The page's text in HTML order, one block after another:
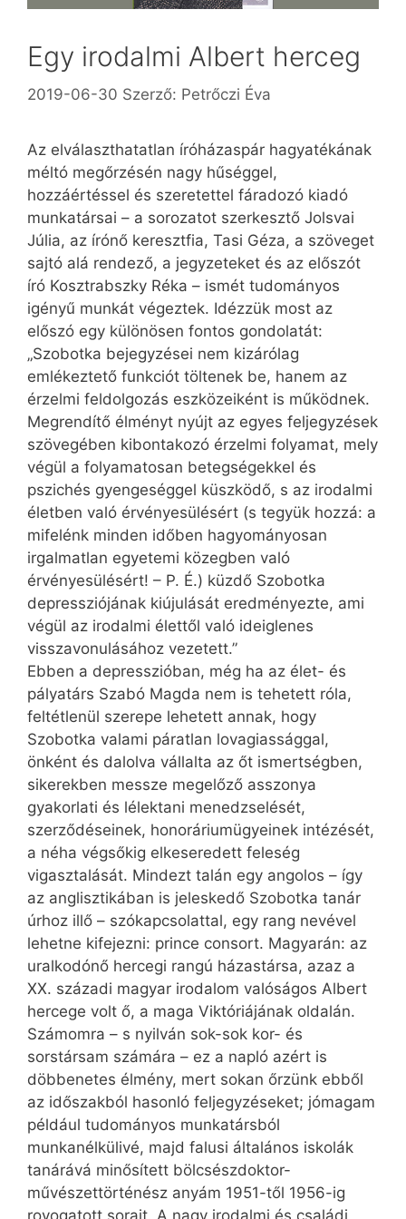
Egy irodalmi Albert herceg
2019-06-30 Szerző: Petrőczi Éva
Az elválaszthatatlan íróházaspár hagyatékának
méltó megőrzésén nagy hűséggel,
hozzáértéssel és szeretettel fáradozó kiadó
munkatársai – a sorozatot szerkesztő Jolsvai
Júlia, az írónő keresztfia, Tasi Géza, a szöveget
sajtó alá rendező, a jegyzeteket és az előszót
író Kosztrabszky Réka – ismét tudományos
igényű munkát végeztek. Idézzük most az
előszó egy különösen fontos gondolatát:
„Szobotka bejegyzései nem kizárólag
emlékeztető funkciót töltenek be, hanem az
érzelmi feldolgozás eszközeiként is működnek.
Megrendítő élményt nyújt az egyes feljegyzések
szövegében kibontakozó érzelmi folyamat, mely
végül a folyamatosan betegségekkel és
pszichés gyengeséggel küszködő, s az irodalmi
életben való érvényesülésért (s tegyük hozzá: a
mifelénk minden időben hagyományosan
irgalmatlan egyetemi közegben való
érvényesülésért! – P. É.) küzdő Szo­botka
depressziójának kiújulását eredményezte, ami
végül az irodalmi élettől való ideiglenes
visszavonulásához vezetett.”
Ebben a depresszióban, még ha az élet- és
pályatárs Szabó Magda nem is tehetett róla,
feltétlenül szerepe lehetett annak, hogy
Szobotka valami páratlan lovagiassággal,
önként és dalolva vállalta az őt ismertségben,
sikerekben messze megelőző asszonya
gyakorlati és lélektani menedzselését,
szerződéseinek, honoráriumügyeinek intézését,
a néha végsőkig elkeseredett feleség
vigasztalását. Mindezt talán egy angolos – így
az anglisztikában is jeleskedő Szobotka tanár
úrhoz illő – szókapcsolattal, egy rang nevével
lehetne kifejezni: prince consort. Magyarán: az
uralkodónő hercegi rangú házastársa, azaz a
XX. századi magyar irodalom valóságos Albert
hercege volt ő, a maga Viktóriájának oldalán.
Számomra – s nyilván sok-sok kor- és
sorstársam számára – ez a napló azért is
döbbenetes élmény, mert sokan őrzünk ebből
az időszakból hasonló feljegyzéseket; jómagam
például tudományos munkatársból
munkanélkülivé, majd falusi általános iskolák
tanárává minősített bölcsészdoktor-
művészettörténész anyám 1951-től 1956-ig
rovogatott sorait. A nagy irodalmi és családi